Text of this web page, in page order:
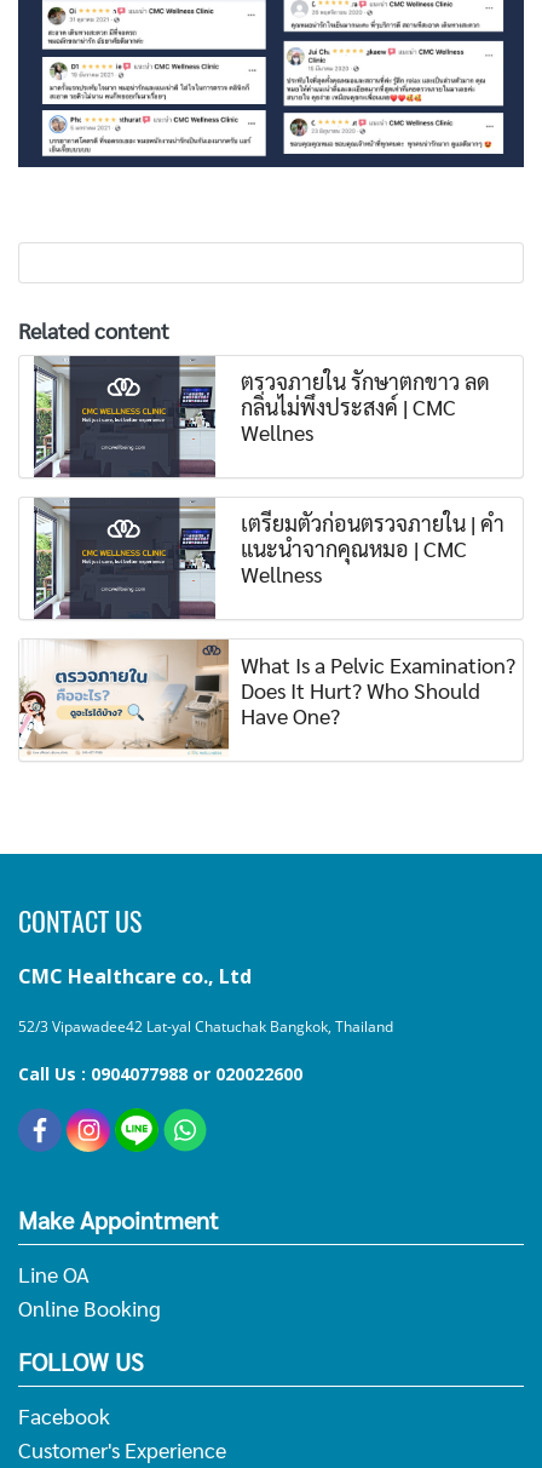
Related content
ตรวจภายใน รักษาตกขาว ลด
กลิ่นไม่พึงประสงค์ | CMC
Wellnes
เตรียมตัวก่อนตรวจภายใน | คำ
แนะนำจากคุณหมอ | CMC
Wellness
What Is a Pelvic Examination?
Does It Hurt? Who Should
Have One?
CONTACT US
CMC Healthcare co., Ltd
52/3 Vipawadee42 Lat-yal Chatuchak Bangkok, Thailand
Call Us : 0904077988 or 020022600
Make Appointment
Line OA
Online Booking
FOLLOW US
Facebook
Customer's Experience